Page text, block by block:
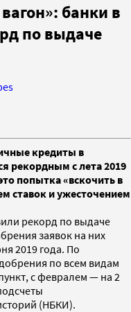
банки в
по выдаче
кредиты в
рекордным с лета 2019
попытка «вскочить в
ставок и ужесточением
рекорд по выдаче
заявок на них
2019 года. По
по всем видам
с февралем — на 2
(НБКИ).